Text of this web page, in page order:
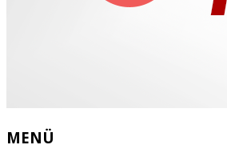
MENÜ